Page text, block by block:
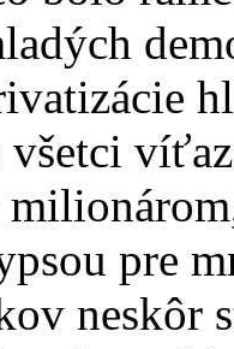
pre
neskôr